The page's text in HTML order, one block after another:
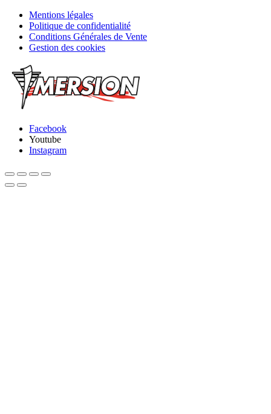
Mentions légales
Politique de confidentialité
Conditions Générales de Vente
Gestion des cookies
Facebook
Youtube
Instagram